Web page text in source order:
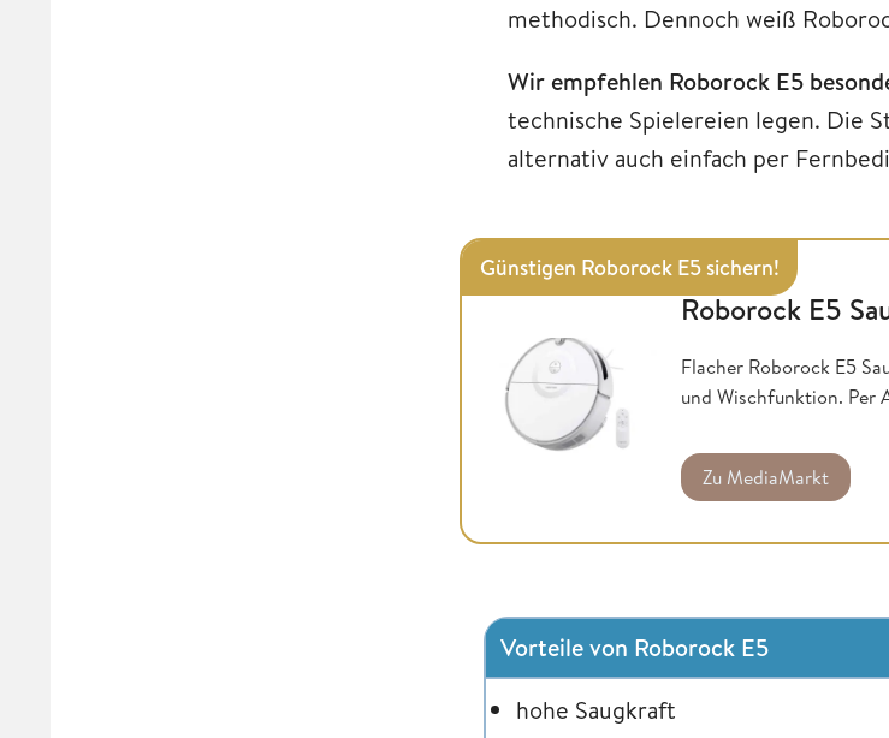
methodisch. Dennoch weiß
Wir empfehlen Roborock E5
technische Spielereien legen. Die
alternativ auch einfach per
Günstigen Roborock E5 sichern!
Roborock E5
Flacher Roborock E5
und Wischfunktion. Per
Zu MediaMarkt
Vorteile von Roborock E5
hohe Saugkraft